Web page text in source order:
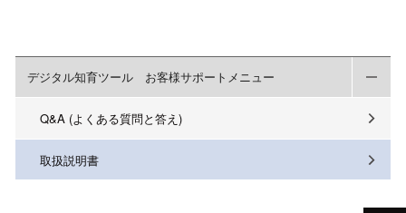
デジタル知育ツール お客様サポートメニュー
Q&A (よくある質問と答え)
取扱説明書